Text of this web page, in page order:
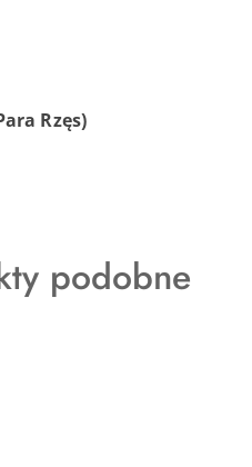
Rzęs)
podobne